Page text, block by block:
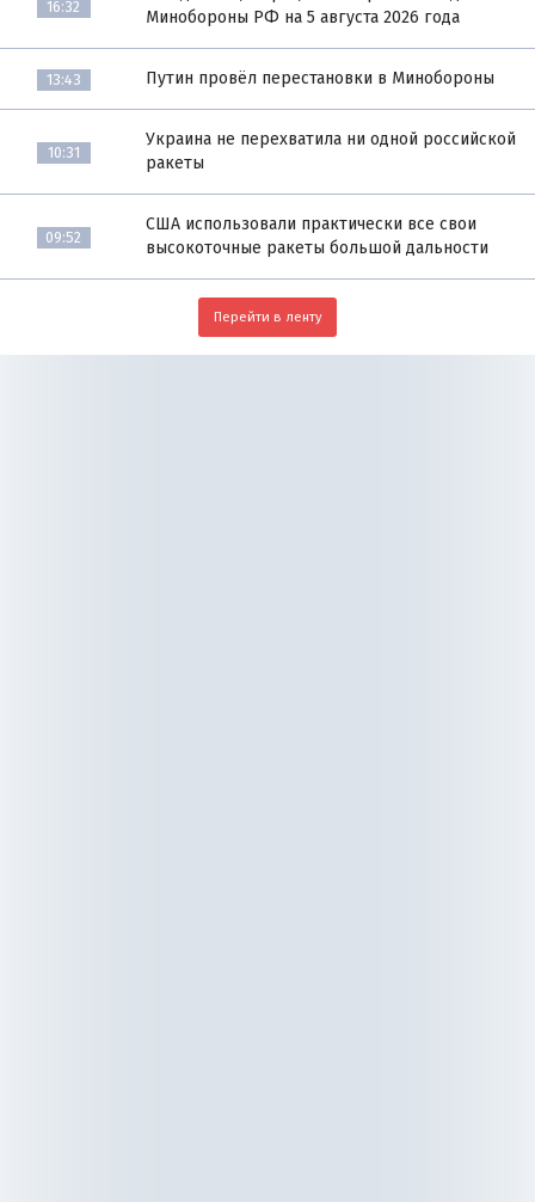
16:32
Минобороны РФ на 5 августа 2026 года
13:43 Путин провёл перестановки в Минобороны
10:31
Украина не перехватила ни одной российской
ракеты
09:52
США использовали практически все свои
высокоточные ракеты большой дальности
Перейти в ленту